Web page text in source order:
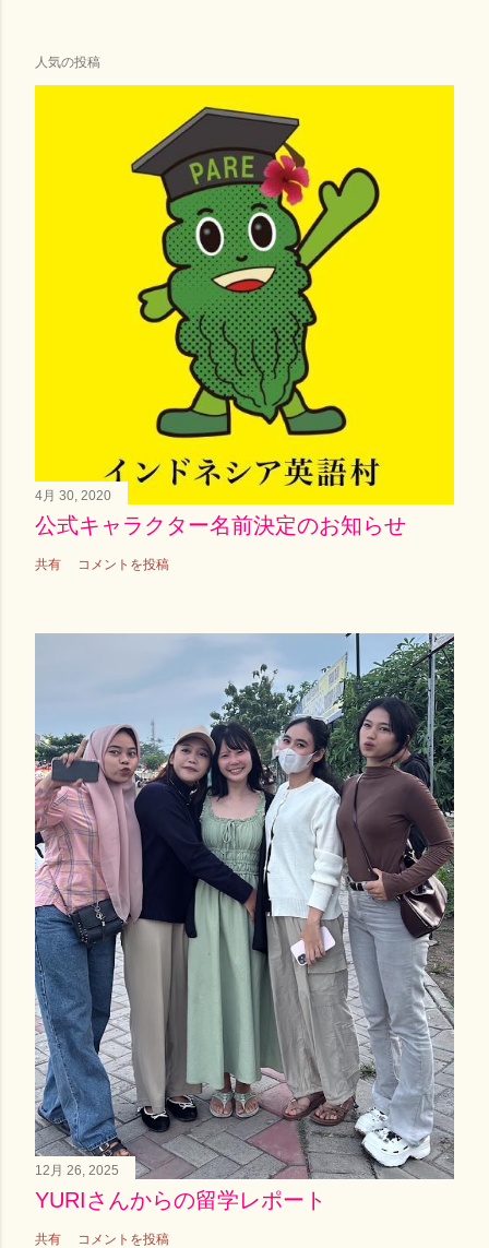
人気の投稿
4月 30, 2020
公式キャラクター名前決定のお知らせ
共有 コメントを投稿
12月 26, 2025
YURIさんからの留学レポート
共有 コメントを投稿